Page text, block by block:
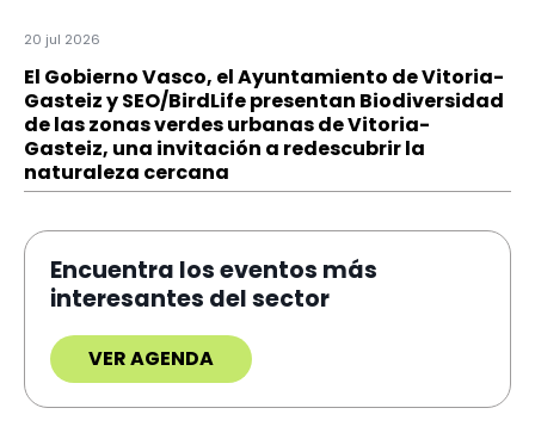
20 jul 2026
El Gobierno Vasco, el Ayuntamiento de Vitoria-
Gasteiz y SEO/BirdLife presentan Biodiversidad
de las zonas verdes urbanas de Vitoria-
Gasteiz, una invitación a redescubrir la
naturaleza cercana
Encuentra los eventos más
interesantes del sector
VER AGENDA